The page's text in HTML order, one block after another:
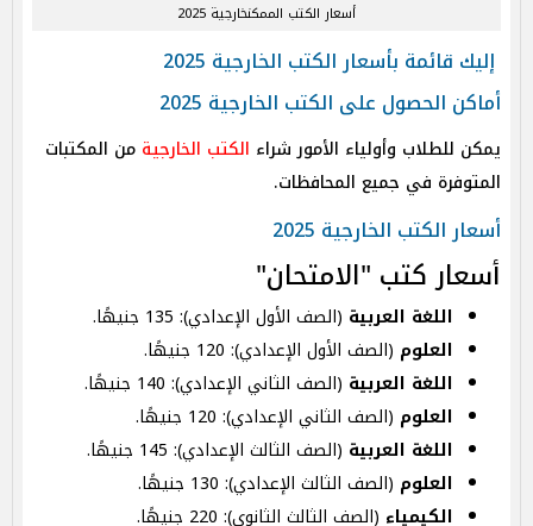
أسعار الكتب الممكنخارجية 2025
إليك قائمة بأسعار الكتب الخارجية 2025
أماكن الحصول على الكتب الخارجية 2025
يمكن للطلاب وأولياء الأمور شراء الكتب الخارجية من المكتبات
المتوفرة في جميع المحافظات.
أسعار الكتب الخارجية 2025
أسعار كتب "الامتحان"
اللغة العربية (الصف الأول الإعدادي): 135 جنيهًا.
العلوم (الصف الأول الإعدادي): 120 جنيهًا.
اللغة العربية (الصف الثاني الإعدادي): 140 جنيهًا.
العلوم (الصف الثاني الإعدادي): 120 جنيهًا.
اللغة العربية (الصف الثالث الإعدادي): 145 جنيهًا.
العلوم (الصف الثالث الإعدادي): 130 جنيهًا.
الكيمياء (الصف الثالث الثانوي): 220 جنيهًا.